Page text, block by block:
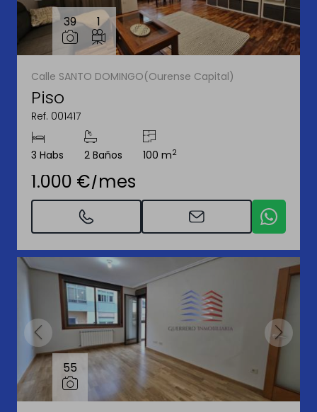
39 1
Calle SANTO DOMINGO(Ourense Capital)
Piso
Ref. 001417
3 Habs 2 Baños 100 m2
1.000 €/mes
55